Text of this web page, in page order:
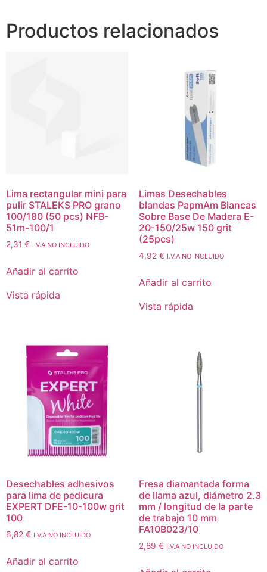
Productos relacionados
Lima rectangular mini para
pulir STALEKS PRO grano
100/180 (50 pcs) NFB-
51m-100/1
2,31 € I.V.A NO INCLUIDO
Añadir al carrito
Vista rápida
Limas Desechables
blandas PapmAm Blancas
Sobre Base De Madera E-
20-150/25w 150 grit
(25pcs)
4,92 € I.V.A NO INCLUIDO
Añadir al carrito
Vista rápida
Desechables adhesivos
para lima de pedicura
EXPERT DFE-10-100w grit
100
6,82 € I.V.A NO INCLUIDO
Añadir al carrito
Fresa diamantada forma
de llama azul, diámetro 2.3
mm / longitud de la parte
de trabajo 10 mm
FA10B023/10
2,89 € I.V.A NO INCLUIDO